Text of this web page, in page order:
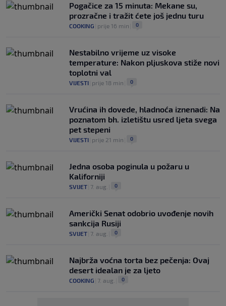
Pogačice za 15 minuta: Mekane su,
prozračne i tražit ćete još jednu turu
COOKING prije 16 min 0
Nestabilno vrijeme uz visoke
temperature: Nakon pljuskova stiže novi
toplotni val
VIJESTI prije 18 min 0
Vrućina ih dovede, hladnoća iznenadi: Na
poznatom bh. izletištu usred ljeta svega
pet stepeni
VIJESTI prije 21 min 0
Jedna osoba poginula u požaru u
Kaliforniji
SVIJET 7. aug. 0
Američki Senat odobrio uvođenje novih
sankcija Rusiji
SVIJET 7. aug. 0
Najbrža voćna torta bez pečenja: Ovaj
desert idealan je za ljeto
COOKING 7. aug. 0